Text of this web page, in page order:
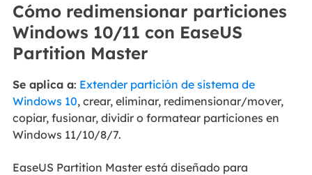
Cómo redimensionar particiones
Windows 10/11 con EaseUS
Partition Master
Se aplica a: Extender partición de sistema de
Windows 10, crear, eliminar, redimensionar/mover,
copiar, fusionar, dividir o formatear particiones en
Windows 11/10/8/7.
EaseUS Partition Master está diseñado para